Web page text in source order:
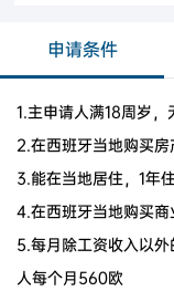
申请条件
1.主申请人满18周岁，
2.在西班牙当地购买
3.能在当地居住，1年
4.在西班牙当地购买
5.每月除工资收入以
人每个月560欧